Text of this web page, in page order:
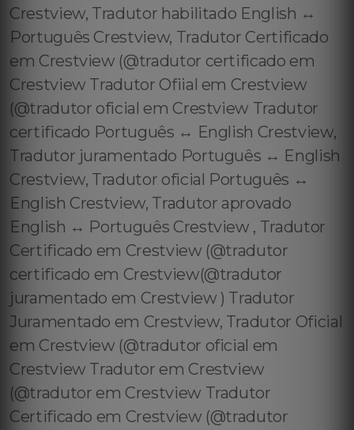
Crestview, Tradutor habilitado English ↔️
Português Crestview, Tradutor Certificado
em Crestview (@tradutor certificado em
Crestview Tradutor Ofiial em Crestview
(@tradutor oficial em Crestview Tradutor
certificado Português ↔️ English Crestview,
Tradutor juramentado Português ↔️ English
Crestview, Tradutor oficial Português ↔️
English Crestview, Tradutor aprovado
English ↔️ Português Crestview , Tradutor
Certificado em Crestview (@tradutor
certificado em Crestview(@tradutor
juramentado em Crestview ) Tradutor
Juramentado em Crestview, Tradutor Oficial
em Crestview (@tradutor oficial em
Crestview Tradutor em Crestview
(@tradutor em Crestview Tradutor
Certificado em Crestview (@tradutor